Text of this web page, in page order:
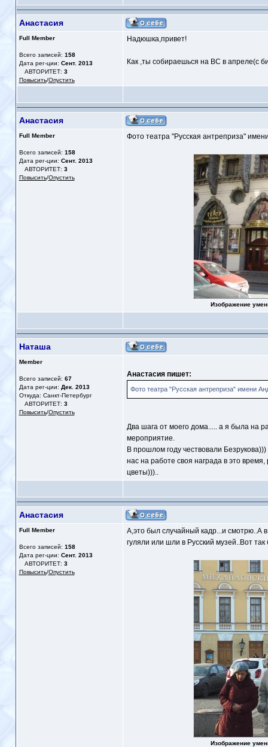
Анастасия
Full Member
Всего записей: 158
Дата рег-ции: Сент. 2013
АВТОРИТЕТ: 3
Повысить/Опустить
Надюшка,привет!
Как ,ты собираешься на ВС в апреле(с
Анастасия
Full Member
Всего записей: 158
Дата рег-ции: Сент. 2013
АВТОРИТЕТ: 3
Повысить/Опустить
Фото театра "Русская антреприза"
Изображение
Наташа
Member
Всего записей: 67
Дата рег-ции: Дек. 2013
Откуда: Санкт-Петербург
АВТОРИТЕТ: 3
Повысить/Опустить
Анастасия пишет:
Фото театра "Русская антреприза" имени
Два шага от моего дома..... а я была на
мероприятие.
В прошлом году чествовали
нас на работе своя награда в это
цветы)))..
Анастасия
Full Member
Всего записей: 158
Дата рег-ции: Сент. 2013
АВТОРИТЕТ: 3
Повысить/Опустить
А,это был случайный кадр...и смотрю..А
гуляли или шли в Русский музей..Вот
Изображение